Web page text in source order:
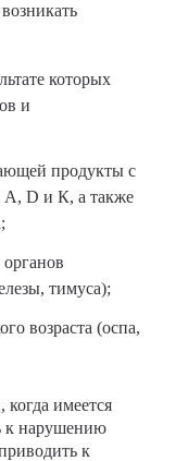
которых
и
продукты с
А, D и К, а также
тимуса);
возраста (оспа,
имеется
к нарушению
к